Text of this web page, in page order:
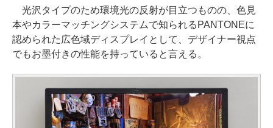
光沢タイプのため環境光の反射が目立つものの、色見
本やカラーマッチングシステムで知られるPANTONEに
認められた広色域ディスプレイとして、デザイナー視点
でもお墨付きの性能を持っていると言える。